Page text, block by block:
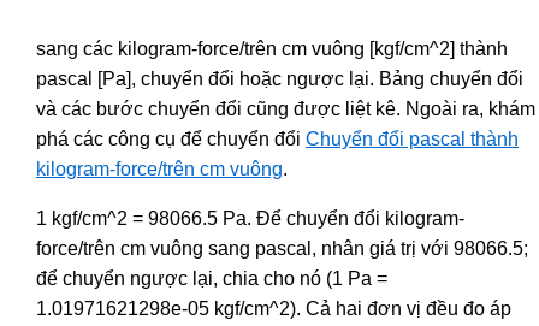
sang các kilogram-force/trên cm vuông [kgf/cm^2] thành
pascal [Pa], chuyển đổi hoặc ngược lại. Bảng chuyển đổi
và các bước chuyển đổi cũng được liệt kê. Ngoài ra, khám
phá các công cụ để chuyển đổi Chuyển đổi pascal thành
kilogram-force/trên cm vuông.
1 kgf/cm^2 = 98066.5 Pa. Để chuyển đổi kilogram-
force/trên cm vuông sang pascal, nhân giá trị với 98066.5;
để chuyển ngược lại, chia cho nó (1 Pa =
1.01971621298e-05 kgf/cm^2). Cả hai đơn vị đều đo áp